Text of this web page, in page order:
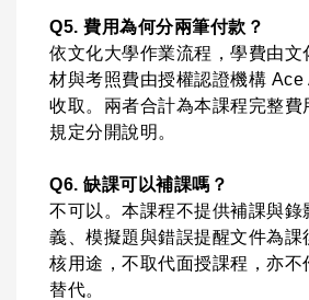
Q5. 費用為何分兩筆付款？
依文化大學作業流程，學費由文
材與考照費由授權認證機構
收取。兩者合計為本課程完整費
規定分開說明。
Q6. 缺課可以補課嗎？
不可以。本課程不提供補課與錄
義、模擬題與錯誤提醒文件為課
核用途，不取代面授課程，亦不
替代。